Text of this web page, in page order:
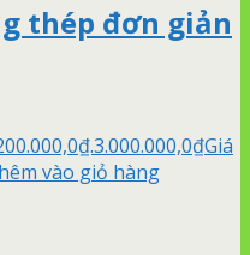
thép đơn giản
3.000.000,0₫Giá
vào giỏ hàng